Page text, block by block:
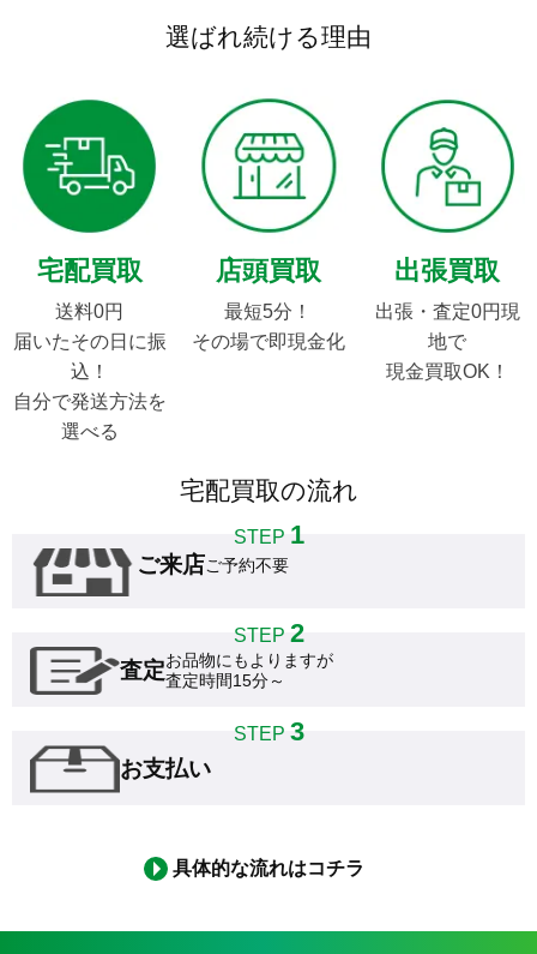
富士フイルム中判ミラーレスカメラGFXシリーズ。現在その
GF110mm F2 R LM WRは、35mm換算で87mmの焦点距離と
絞り羽根は9枚の円形絞り、EDレンズ4枚を含む9群14枚のレン
単焦点としては大柄のレンズですが、フォーカシング用レン
また防塵防滴仕様のGFXシリーズカメラに合わせ本レンズも防
手振れ補正は組み込まれていませんが、フォトキナ2018でお
まだまだ高額な中判ミラーレスカメラ。一般の趣味カメラマン
ただデジタル一眼レフカメラが登場した1990年代後半、デジ
選ばれ続ける理由
宅配買取
送料0円
届いたその日に振
込！
自分で発送方法を
選べる
店頭買取
最短5分！
その場で即現金化
出張買取
出張・査定0円現
地で
現金買取OK！
宅配買取の流れ
STEP 1
ご来店ご予約不要
STEP 2
査定お品物にもよりますが
査定時間15分～
STEP 3
お支払い
具体的な流れはコチラ